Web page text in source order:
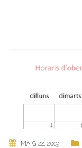
MAIG 22, 2019